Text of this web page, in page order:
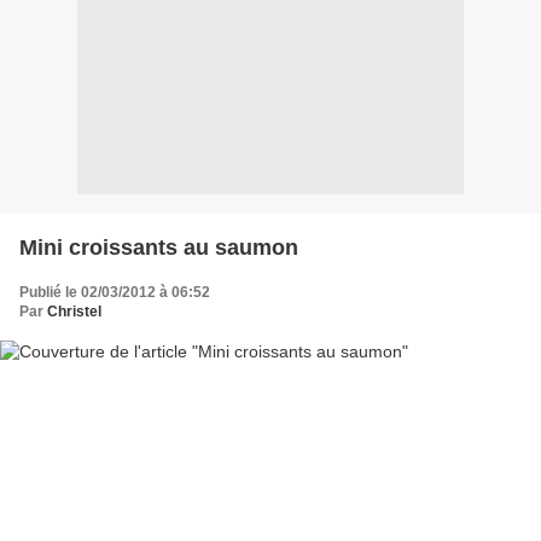
Mini croissants au saumon
Publié le 02/03/2012 à 06:52
Par Christel